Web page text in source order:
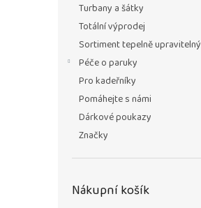
Turbany a šátky
Totální výprodej
Sortiment tepelně upravitelný
Péče o paruky
Pro kadeřníky
Pomáhejte s námi
Dárkové poukazy
Značky
Nákupní košík